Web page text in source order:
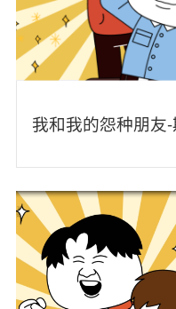
我和我的怨种朋友